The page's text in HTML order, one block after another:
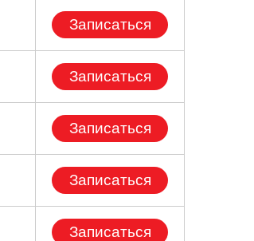
Записаться
Записаться
Записаться
Записаться
Записаться